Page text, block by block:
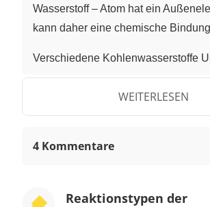
Wasserstoff – Atom hat ein
kann daher eine chemische
Verschiedene Kohlenwasserstoffe
kennen sollte man: Alkane, Alkene
Sie sind miteinander verbunden
WEITERLESEN
4 Kommentare
Reaktionstypen der